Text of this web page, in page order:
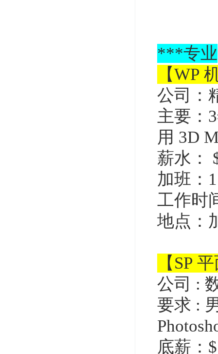
***专业
【WP
公司：
主要：
用 3D
薪水：
加班：
工作时
地点：
【SP
公司 :
要求 :
底薪：